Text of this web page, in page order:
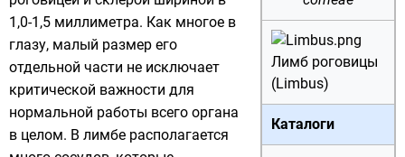
Лимб роговицы
(Limbus)
Каталоги
1,0-1,5 миллиметра. Как многое в
глазу, малый размер его
отдельной части не исключает
критической важности для
нормальной работы всего органа
в целом. В лимбе располагается